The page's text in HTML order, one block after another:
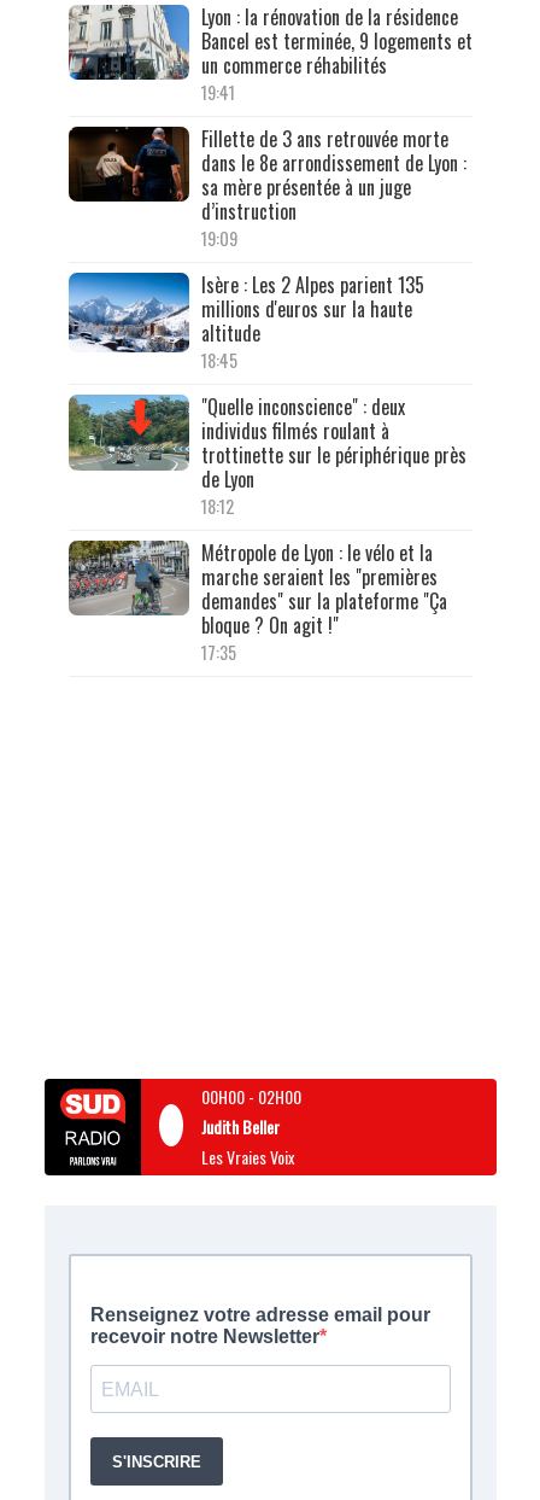
Lyon : la rénovation de la résidence
Bancel est terminée, 9 logements et
un commerce réhabilités
19:41
Fillette de 3 ans retrouvée morte
dans le 8e arrondissement de Lyon :
sa mère présentée à un juge
d’instruction
19:09
Isère : Les 2 Alpes parient 135
millions d'euros sur la haute
altitude
18:45
"Quelle inconscience" : deux
individus filmés roulant à
trottinette sur le périphérique près
de Lyon
18:12
Métropole de Lyon : le vélo et la
marche seraient les "premières
demandes" sur la plateforme "Ça
bloque ? On agit !"
17:35
00H00- 02H00
Judith Beller
Les Vraies Voix